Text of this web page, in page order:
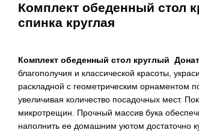
Комплект обеденный стол
спинка круглая
Комплект обеденный стол круглый
благополучия и классической красоты,
раскладной с геометрическим орнаментом
увеличивая количество посадочных мест.
микротрещин. Прочный массив бука
наполнить ее домашним уютом достаточно